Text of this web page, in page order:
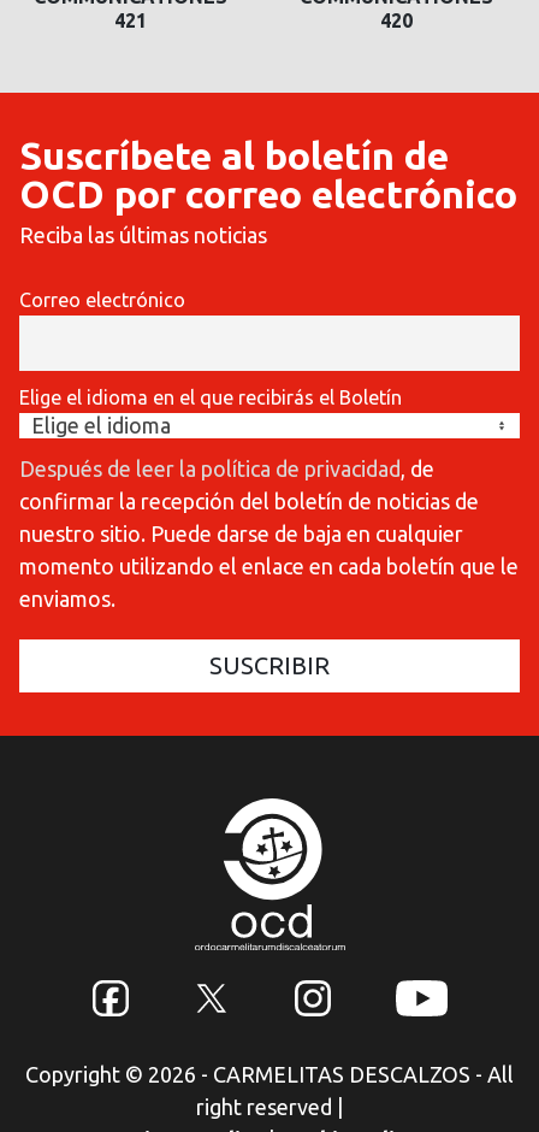
421
420
Suscríbete al boletín de
OCD por correo electrónico
Reciba las últimas noticias
Correo electrónico
Elige el idioma en el que recibirás el Boletín
Después de leer la política de privacidad, de
confirmar la recepción del boletín de noticias de
nuestro sitio. Puede darse de baja en cualquier
momento utilizando el enlace en cada boletín que le
enviamos.
Copyright © 2026 - CARMELITAS DESCALZOS - All
right reserved